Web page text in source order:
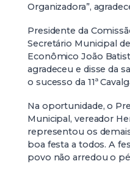
Organizadora”,
Presidente da
Secretário Municipal
Econômico João
agradeceu e disse da
o sucesso da 11ª
Na oportunidade, o
Municipal, vereador
representou os
boa festa a todos. A
povo não arredou o